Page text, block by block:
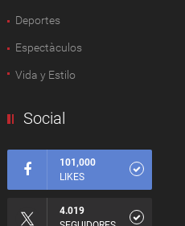
Deportes
Espectàculos
Vida y Estilo
Social
101,000
LIKES
4.019